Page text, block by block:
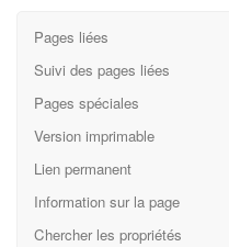
Pages liées
Suivi des pages liées
Pages spéciales
Version imprimable
Lien permanent
Information sur la page
Chercher les propriétés